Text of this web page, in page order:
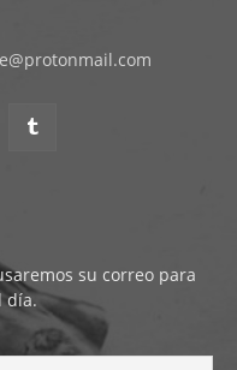
su correo para
día.